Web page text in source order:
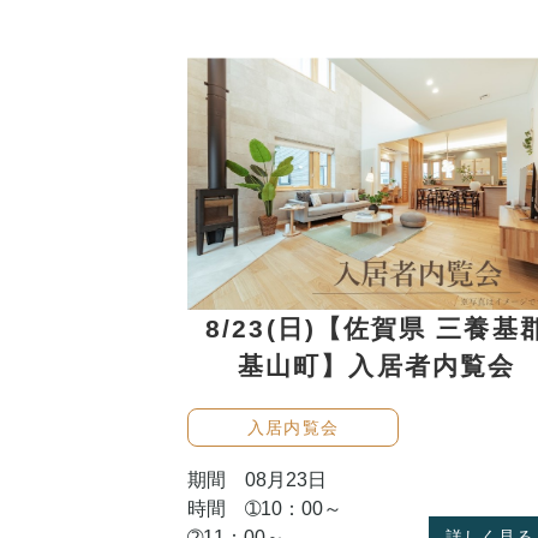
8/23(日)【佐賀県 三養基
基山町】入居者内覧会
入居内覧会
期間 08月23日
時間 ➀10：00～